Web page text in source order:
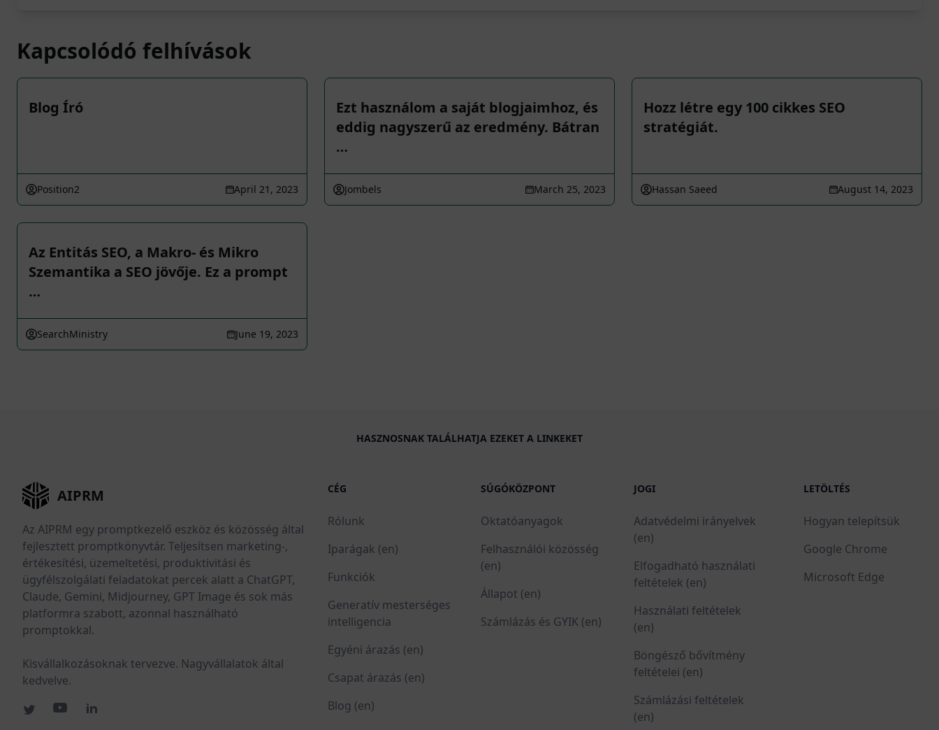
Kapcsolódó felhívások
Blog Író
Position2 April 21, 2023
Ezt használom a saját blogjaimhoz, és
eddig nagyszerű az eredmény. Bátran
…
Jombels March 25, 2023
Hozz létre egy 100 cikkes SEO
stratégiát.
Hassan Saeed August 14, 2023
Az Entitás SEO, a Makro- és Mikro
Szemantika a SEO jövője. Ez a prompt
…
SearchMinistry June 19, 2023
HASZNOSNAK TALÁLHATJA EZEKET A LINKEKET
AIPRM
Az AIPRM egy promptkezelő eszköz és közösség által
fejlesztett promptkönyvtár. Teljesítsen marketing-,
értékesítési, üzemeltetési, produktivitási és
ügyfélszolgálati feladatokat percek alatt a ChatGPT,
Claude, Gemini, Midjourney, GPT Image és sok más
platformra szabott, azonnal használható
promptokkal.
Kisvállalkozásoknak tervezve. Nagyvállalatok által
kedvelve.
CÉG
Rólunk
Iparágak (en)
Funkciók
Generatív mesterséges
intelligencia
Egyéni árazás (en)
Csapat árazás (en)
Blog (en)
SÚGÓKÖZPONT
Oktatóanyagok
Felhasználói közösség
(en)
Állapot (en)
Számlázás és GYIK (en)
JOGI
Adatvédelmi irányelvek
(en)
Elfogadható használati
feltételek (en)
Használati feltételek
(en)
Böngésző bővítmény
feltételei (en)
Számlázási feltételek
(en)
LETÖLTÉS
Hogyan telepítsük
Google Chrome
Microsoft Edge